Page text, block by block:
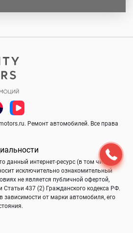
Ремонт автомобилей. Все права
данный интернет-ресурс (в том числе
исключительно ознакомительный
не является публичной офертой,
437 (2) Гражданского кодекса РФ.
зависимости от марки автомобиля, его